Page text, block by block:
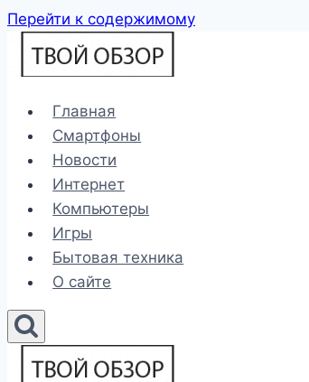
Перейти к содержимому
Главная
Смартфоны
Новости
Интернет
Компьютеры
Игры
Бытовая техника
О сайте